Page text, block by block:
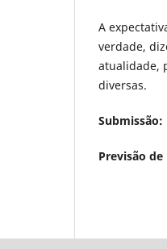
A
verdade,
atualidade,
diversas.
Submissão:
Previsão